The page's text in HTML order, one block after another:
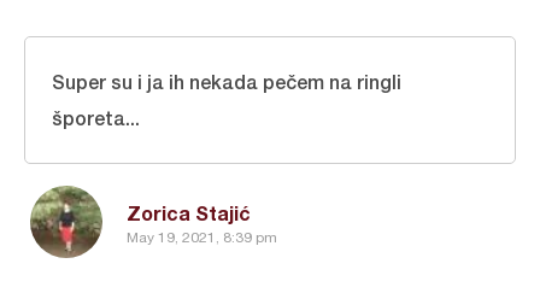
Zorica Stajić
May 19, 2021, 8:39 pm
Super su i ja ih nekada pečem na ringli
šporeta...